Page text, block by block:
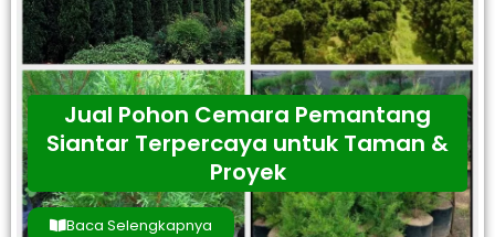
Jual Pohon Cemara Pemantang
Siantar Terpercaya untuk Taman &
Proyek
Baca Selengkapnya